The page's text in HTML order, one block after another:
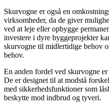
Skurvogne er også en
virksomheder, da de giver
ved at leje eller opbygge
investere i dyre byggeprojekter
skurvogne til midlertidige behov
behov.
En anden fordel ved skurvogne
De er designet til at modstå
med sikkerhedsfunktioner som
beskytte mod indbrud og tyveri.